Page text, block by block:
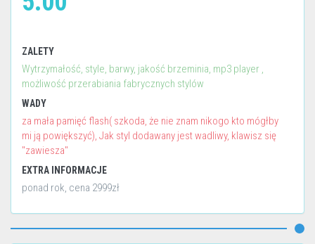
ZALETY
Wytrzymałość, style, barwy, jakość brzeminia, mp3 player ,
możliwość przerabiania fabrycznych stylów
WADY
za mała pamięć flash( szkoda, że nie znam nikogo kto mógłby
mi ją powiększyć), Jak styl dodawany jest wadliwy, klawisz się
"zawiesza"
EXTRA INFORMACJE
ponad rok, cena 2999zł